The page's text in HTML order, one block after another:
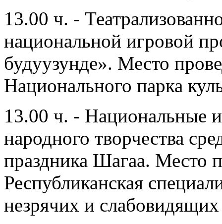
13.00 ч. -
национальной игровой
будуузунде». Место
Национального парка
13.00 ч. - Национальные
народного творчества
праздника Шагаа. Место
Республиканская
незрячих и слабовидящих